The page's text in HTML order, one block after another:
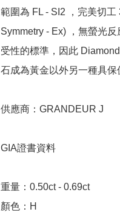
範圍為 FL - SI2 ，完美切工
Symmetry - Ex) ，無螢光
受性的標準，因此
石成為黃金以外另一種具保
供應商：GRANDEUR J
GIA證書資料
重量：0.50ct - 0.69ct
顏色：H